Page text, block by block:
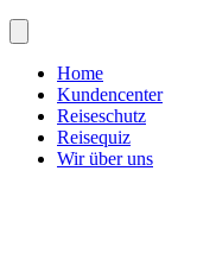
Home
Kundencenter
Reiseschutz
Reisequiz
Wir über uns